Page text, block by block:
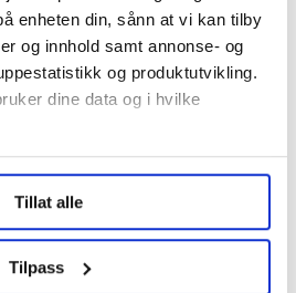
enheten din, sånn at vi kan tilby
og innhold samt annonse- og
og produktutvikling.
dine data og i hvilke
lese om hvordan dine personlige
du kan velge hvordan de skal
endre eller trekke tilbake ditt
om informasjonskapsler.
Tillat alle
Tilpass
i NTL Ung.